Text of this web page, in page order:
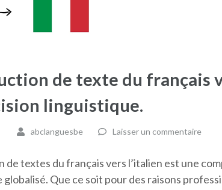
de texte du français
linguistique.
abclanguesbe Laisser un commentaire
de textes du français vers l’italien est une
Que ce soit pour des raisons